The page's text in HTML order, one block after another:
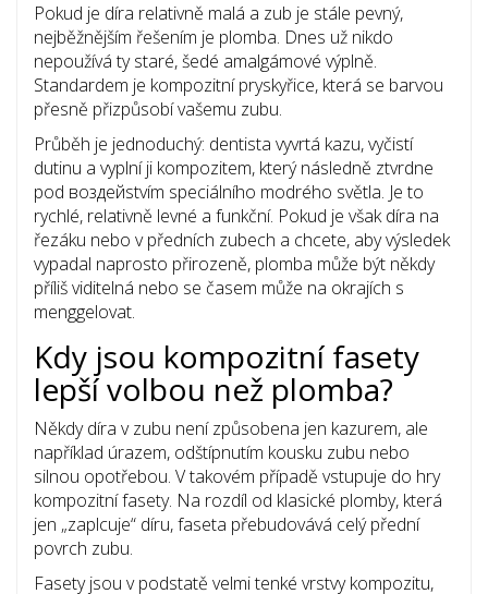
Pokud je díra relativně malá a zub je stále pevný,
nejběžnějším řešením je plomba. Dnes už nikdo
nepoužívá ty staré, šedé amalgámové výplně.
Standardem je kompozitní pryskyřice, která se barvou
přesně přizpůsobí vašemu zubu.
Průběh je jednoduchý: dentista vyvrtá kazu, vyčistí
dutinu a vyplní ji kompozitem, který následně ztvrdne
pod воздейstvím speciálního modrého světla. Je to
rychlé, relativně levné a funkční. Pokud je však díra na
řezáku nebo v předních zubech a chcete, aby výsledek
vypadal naprosto přirozeně, plomba může být někdy
příliš viditelná nebo se časem může na okrajích s
menggelovat.
Kdy jsou kompozitní fasety
lepší volbou než plomba?
Někdy díra v zubu není způsobena jen kazurem, ale
například úrazem, odštípnutím kousku zubu nebo
silnou opotřebou. V takovém případě vstupuje do hry
kompozitní fasety. Na rozdíl od klasické plomby, která
jen „zaplcuje“ díru, faseta přebudovává celý přední
povrch zubu.
Fasety jsou v podstatě velmi tenké vrstvy kompozitu,